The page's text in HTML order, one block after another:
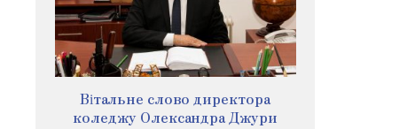
Вітальне слово директора
коледжу Олександра Джури